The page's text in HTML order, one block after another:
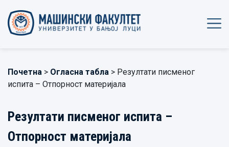
Почетна > Огласна табла > Резултати писменог
испита – Отпорност материјала
Резултати писменог испита –
Отпорност материјала